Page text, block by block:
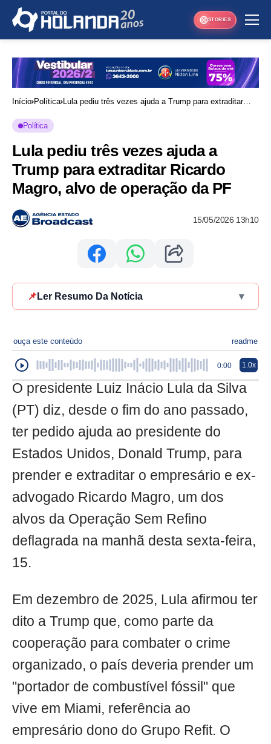
STORIES
Início Política Lula pediu três vezes ajuda a Trump para extraditar
Política
Lula pediu três vezes ajuda a
Trump para extraditar Ricardo
Magro, alvo de operação da PF
15/05/2026 13h10
📌 Ler Resumo Da Notícia ▾
ouça este conteúdo readme
0:00 1.0x
O presidente Luiz Inácio Lula da Silva
(PT) diz, desde o fim do ano passado,
ter pedido ajuda ao presidente do
Estados Unidos, Donald Trump, para
prender e extraditar o empresário e ex-
advogado Ricardo Magro, um dos
alvos da Operação Sem Refino
deflagrada na manhã desta sexta-feira,
15.
Em dezembro de 2025, Lula afirmou ter
dito a Trump que, como parte da
cooperação para combater o crime
organizado, o país deveria prender um
"portador de combustível fóssil" que
vive em Miami, referência ao
empresário dono do Grupo Refit. O